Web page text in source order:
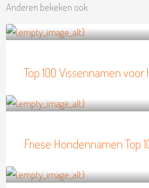
Anderen bekeken ook
Top 100 Vissennamen
Friese Hondennamen Top